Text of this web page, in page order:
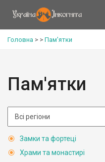
Головна > > Пам'ятки
Пам'ятки
Замки та фортеці
Храми та монастирі